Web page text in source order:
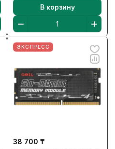
В корзину
ЭКСПРЕСС
38 700 ₸